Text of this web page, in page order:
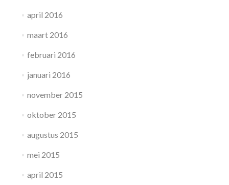
april 2016
maart 2016
februari 2016
januari 2016
november 2015
oktober 2015
augustus 2015
mei 2015
april 2015